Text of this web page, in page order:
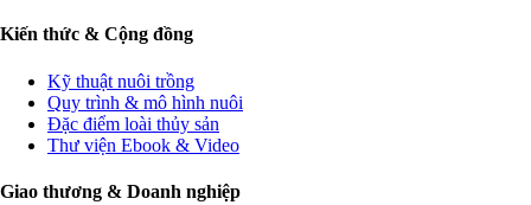
Kiến thức & Cộng đồng
Kỹ thuật nuôi trồng
Quy trình & mô hình nuôi
Đặc điểm loài thủy sản
Thư viện Ebook & Video
Giao thương & Doanh nghiệp